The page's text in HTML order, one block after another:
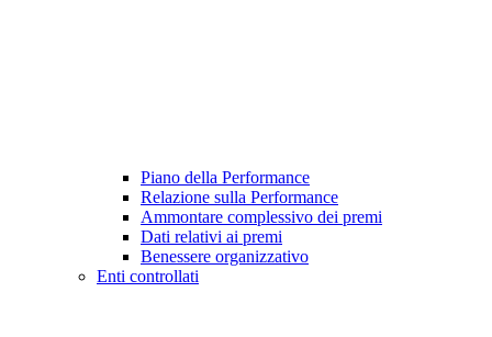
Piano della Performance
Relazione sulla Performance
Ammontare complessivo dei premi
Dati relativi ai premi
Benessere organizzativo
Enti controllati